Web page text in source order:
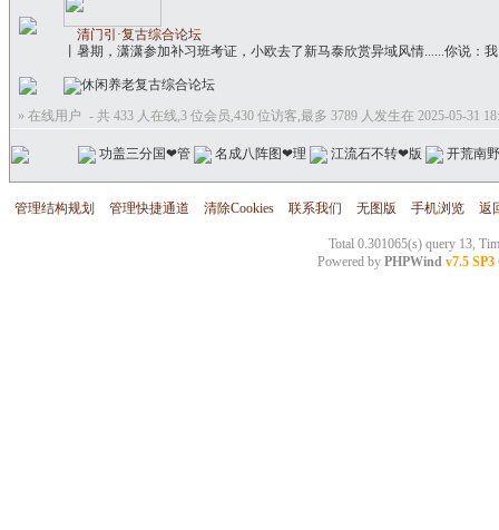
清门引·复古综合论坛
丨暑期，潇潇参加补习班考证，小欧去了新马泰欣赏异域风情......你说：
» 在线用户 - 共 433 人在线,3 位会员,430 位访客,最多 3789 人发生在 2025-05-31
功盖三分国❤管 名成八阵图❤理 江流石不转❤版 开荒南
管理结构规划 管理快捷通道 清除Cookies 联系我们 无图版 手机浏览 返
Total 0.301065(s) query 13,
Powered by PHPWind v7.5 SP3